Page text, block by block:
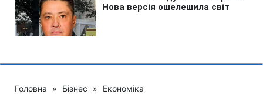
Головна » Бізнес » Економіка